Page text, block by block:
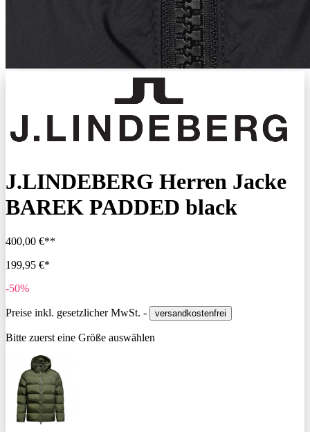
J.LINDEBERG Herren Jacke
BAREK PADDED black
400,00 €**
199,95 €*
-50%
Preise inkl. gesetzlicher MwSt. - versandkostenfrei
Bitte zuerst eine Größe auswählen